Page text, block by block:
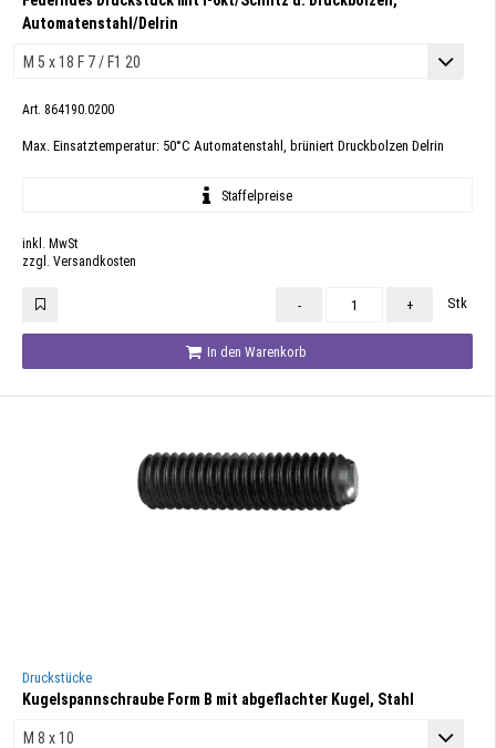
Automatenstahl/Delrin
Art. 864190.0200
Max. Einsatztemperatur: 50°C Automatenstahl, brüniert Druckbolzen Delrin
Staffelpreise
inkl. MwSt
zzgl. Versandkosten
- + Stk
In den Warenkorb
Druckstücke
Kugelspannschraube Form B mit abgeflachter Kugel, Stahl